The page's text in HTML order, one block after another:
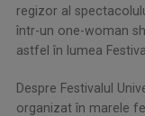
regizor al
într-un one-woman
astfel în lumea
Despre Festivalul
organizat în marele